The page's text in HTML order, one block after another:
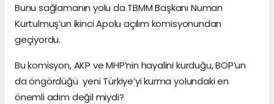
Bunu sağlamanın yolu da TBMM Başkanı Numan
Kurtulmuş’un ikinci Apolu açılım komisyonundan
geçiyordu.
Bu komisyon, AKP ve MHP’nin hayalini kurduğu, BOP’un
da öngördüğü yeni Türkiye’yi kurma yolundaki en
önemli adım değil miydi?